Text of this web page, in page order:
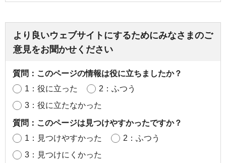
より良いウェブサイトにするためにみなさまのご
意見をお聞かせください
質問：このページの情報は役に立ちましたか？
1：役に立った
2：ふつう
3：役に立たなかった
質問：このページは見つけやすかったですか？
1：見つけやすかった
2：ふつう
3：見つけにくかった